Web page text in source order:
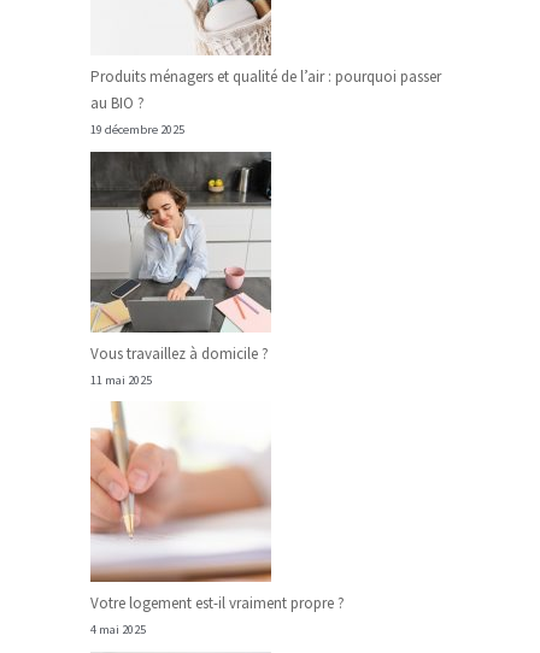
Produits ménagers et qualité de l’air : pourquoi passer
au BIO ?
19 décembre 2025
Vous travaillez à domicile ?
11 mai 2025
Votre logement est-il vraiment propre ?
4 mai 2025